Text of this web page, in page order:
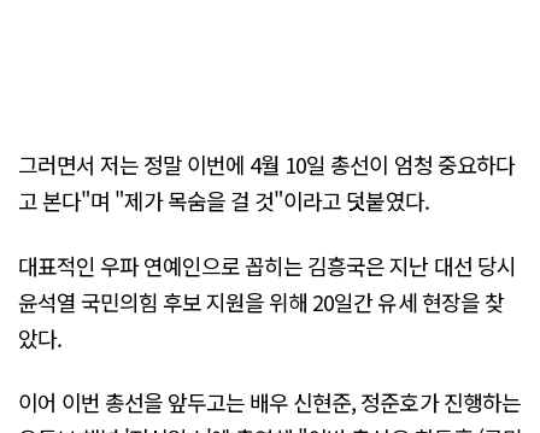
그러면서 저는 정말 이번에 4월 10일 총선이 엄청 중요하다
고 본다"며 "제가 목숨을 걸 것"이라고 덧붙였다.
대표적인 우파 연예인으로 꼽히는 김흥국은 지난 대선 당시
윤석열 국민의힘 후보 지원을 위해 20일간 유세 현장을 찾
았다.
이어 이번 총선을 앞두고는 배우 신현준, 정준호가 진행하는